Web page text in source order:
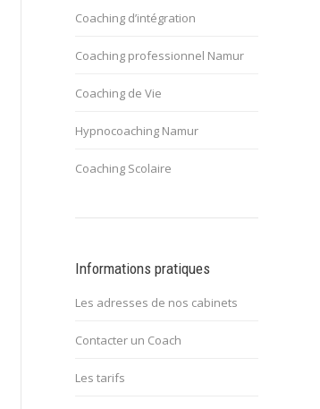
Coaching d’intégration
Coaching professionnel Namur
Coaching de Vie
Hypnocoaching Namur
Coaching Scolaire
Informations pratiques
Les adresses de nos cabinets
Contacter un Coach
Les tarifs